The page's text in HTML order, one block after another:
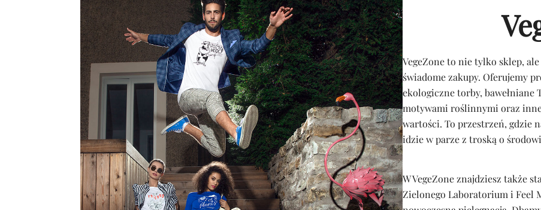
VegeZone to nie tylko sklep,
świadome zakupy. Oferujemy
ekologiczne torby,
motywami roślinnymi oraz
wartości. To przestrzeń, gdzie
idzie w parze z troską o
W VegeZone znajdziesz także
Zielonego Laboratorium i Feel